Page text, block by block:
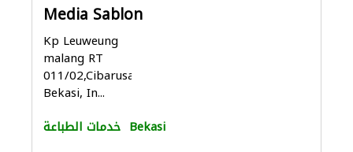
Media Sablon
Kp Leuweung
malang RT
011/02,Cibarusah,
Bekasi, In...
خدمات الطباعة Bekasi